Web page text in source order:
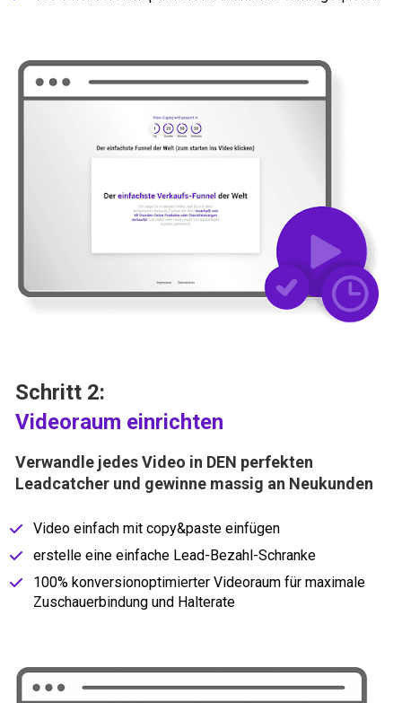
Schritt 2:
Videoraum einrichten
Verwandle jedes Video in DEN perfekten
Leadcatcher und gewinne massig an Neukunden
Video einfach mit copy&paste einfügen
erstelle eine einfache Lead-Bezahl-Schranke
100% konversionoptimierter Videoraum für maximale
Zuschauerbindung und Halterate